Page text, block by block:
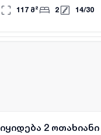
117 მ² 2 14/30
იყიდება 2